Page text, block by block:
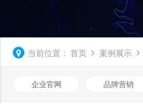
当前位置： 首页 案例展示
企业官网 品牌营销